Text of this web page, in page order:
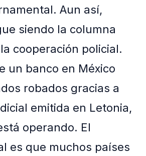
Aun así,
siendo la columna
cooperación policial.
un banco en México
robados gracias a
emitida en Letonia,
operando. El
es que muchos países